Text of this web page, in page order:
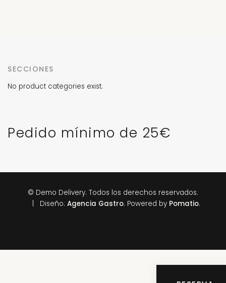
SECCIONES
No product categories exist.
Pedido mínimo de 25€
© Demo Delivery. Todos los derechos reservados.
| Diseño: Agencia Gastro. Powered by Pomatio.